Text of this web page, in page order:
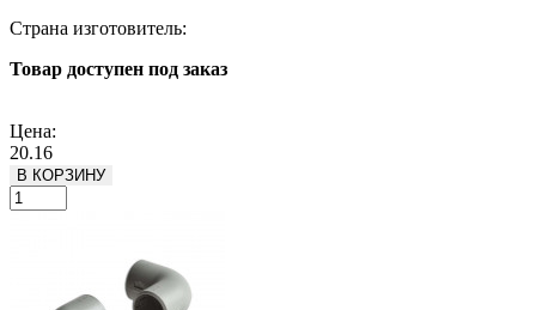
Страна изготовитель:
Товар доступен под заказ
Цена:
20.16
В КОРЗИНУ